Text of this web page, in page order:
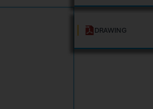
DRAWING